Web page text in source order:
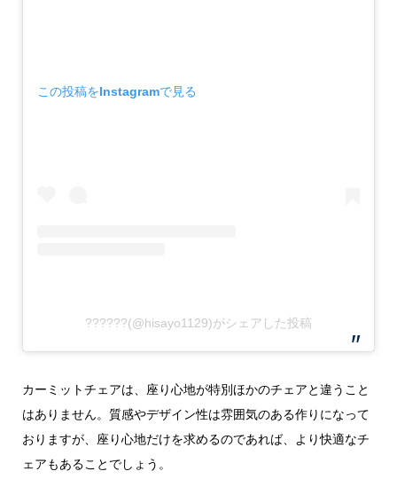
この投稿をInstagramで見る
??????(@hisayo1129)がシェアした投稿
カーミットチェアは、座り心地が特別ほかのチェアと違うこと
はありません。質感やデザイン性は雰囲気のある作りになって
おりますが、座り心地だけを求めるのであれば、より快適なチ
ェアもあることでしょう。